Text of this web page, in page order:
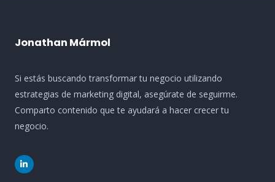
Jonathan Mármol
Si estás buscando transformar tu negocio utilizando
estrategias de marketing digital, asegúrate de seguirme.
Comparto contenido que te ayudará a hacer crecer tu
negocio.
L
i
n